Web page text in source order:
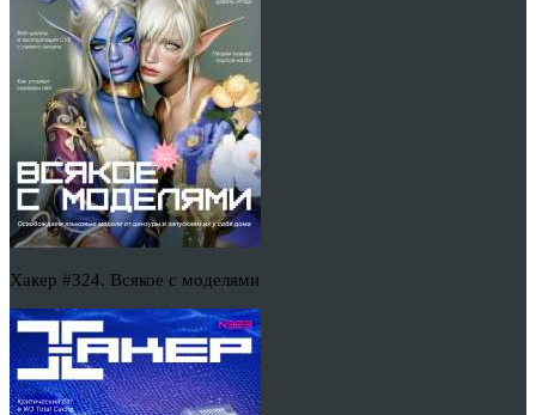
Хакер #324. Всякое с моделями